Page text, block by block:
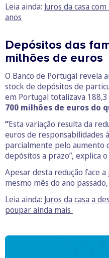
Leia ainda: Juros da casa
anos
Depósitos das
milhões de euros
O Banco de Portugal revela
stock de depósitos de
em Portugal totalizava
700 milhões de euros do
“Esta variação resulta da
euros de responsabilidades
parcialmente pelo aumento
depósitos a prazo”, explica
Apesar desta redução face
mesmo mês do ano
Leia ainda: Juros da casa a
poupar ainda mais